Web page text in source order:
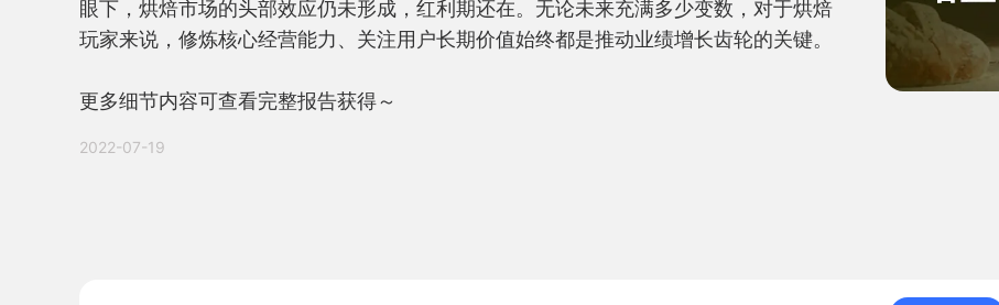
眼下，烘焙市场的头部效应仍未形成，红利期还在。无论未来充满多少变数，对于烘焙
玩家来说，修炼核心经营能力、关注用户长期价值始终都是推动业绩增长齿轮的关键。
更多细节内容可查看完整报告获得～
2022-07-19